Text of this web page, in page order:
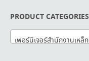
PRODUCT CATEGORIES
เฟอร์นิเจอร์สำนักงานเหล็ก